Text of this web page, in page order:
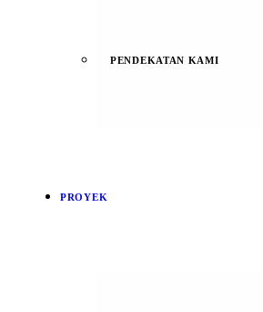
PENDEKATAN KAMI
PROYEK